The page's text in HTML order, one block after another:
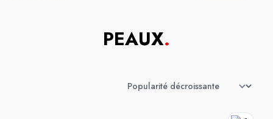
PEAUX.